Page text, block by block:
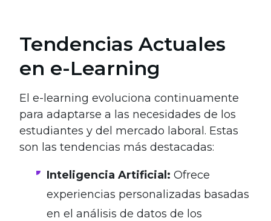
Tendencias Actuales
en e-Learning
El e-learning evoluciona continuamente
para adaptarse a las necesidades de los
estudiantes y del mercado laboral. Estas
son las tendencias más destacadas:
Inteligencia Artificial: Ofrece
experiencias personalizadas basadas
en el análisis de datos de los